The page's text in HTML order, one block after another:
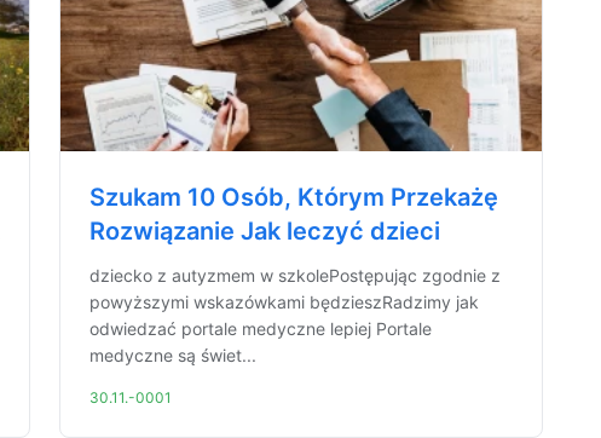
Szukam 10 Osób, Którym Przekażę
Rozwiązanie Jak leczyć dzieci
dziecko z autyzmem w szkolePostępując zgodnie z
powyższymi wskazówkami będzieszRadzimy jak
odwiedzać portale medyczne lepiej Portale
medyczne są świet...
30.11.-0001